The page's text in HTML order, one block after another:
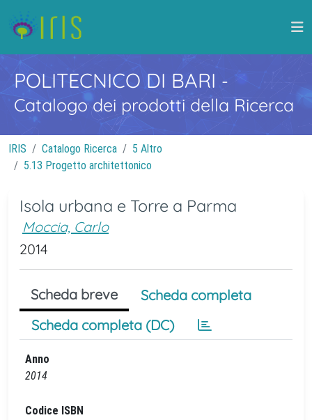
POLITECNICO DI BARI -
Catalogo dei prodotti della Ricerca
IRIS Catalogo Ricerca
5 Altro
5.13 Progetto architettonico
Isola urbana e Torre a Parma
Moccia, Carlo
2014
Scheda breve
Scheda completa
Scheda completa (DC)
Anno
2014
Codice ISBN